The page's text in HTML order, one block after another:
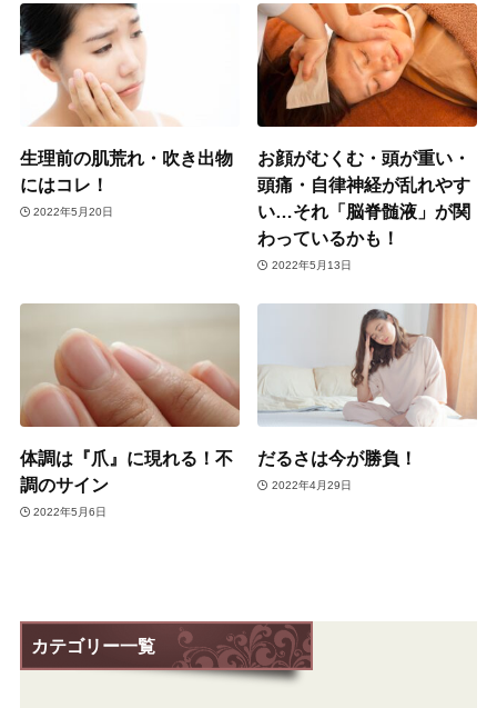
生理前の肌荒れ・吹き出物
にはコレ！
2022年5月20日
お顔がむくむ・頭が重い・
頭痛・自律神経が乱れやす
い…それ「脳脊髄液」が関
わっているかも！
2022年5月13日
体調は『爪』に現れる！不
調のサイン
2022年5月6日
だるさは今が勝負！
2022年4月29日
カテゴリー一覧